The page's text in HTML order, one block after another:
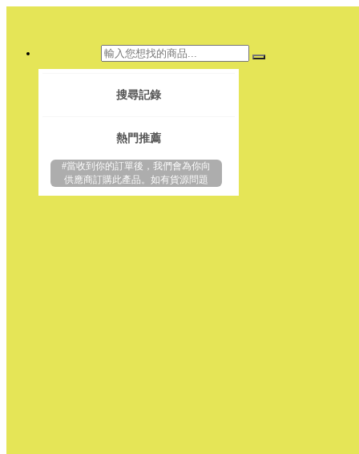
搜尋記錄
熱門推薦
#當收到你的訂單後，我們會為你向
供應商訂購此產品。如有貨源問題